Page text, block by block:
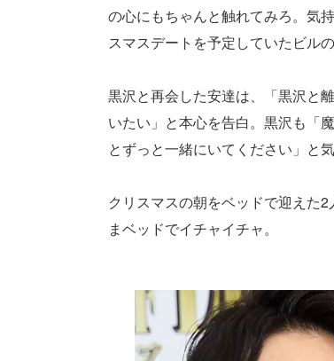
の心にもちゃんと触れてみろ。気
スマスデートを予定していたビルの
黒沢と再会した安達は、「黒沢と
いたい」と本心を告白。黒沢も「
とずっと一緒にいてください」と
クリスマスの朝をベッドで迎えた
まベッドでイチャイチャ。